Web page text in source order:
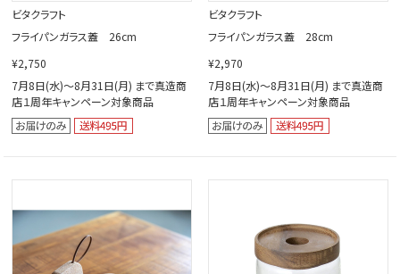
ビタクラフト
フライパンガラス蓋 26cm
¥2,750
7月8日(水)～8月31日(月) まで真造商
店１周年キャンペーン対象商品
ビタクラフト
フライパンガラス蓋 28cm
¥2,970
7月8日(水)～8月31日(月) まで真造商
店１周年キャンペーン対象商品